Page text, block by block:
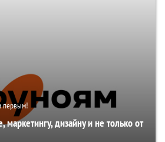
первым!
маркетингу, дизайну и не только от